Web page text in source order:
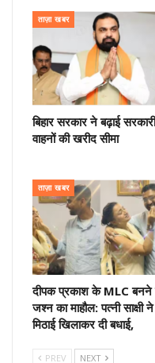
ताज़ा खबर
बिहार सरकार ने बढ़ाई सरकारी
वाहनों की खरीद सीमा
ताज़ा खबर
दीपक प्रकाश के MLC बनने
जश्न का माहौल: पत्नी साक्षी ने
मिठाई खिलाकर दी बधाई,
PREV NEXT